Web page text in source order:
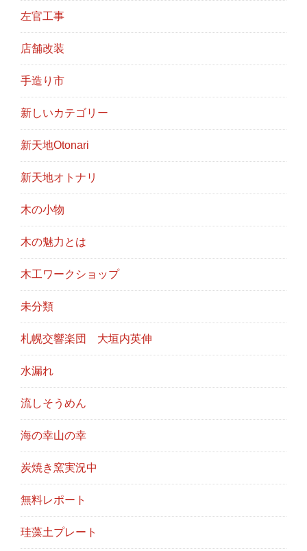
左官工事
店舗改装
手造り市
新しいカテゴリー
新天地Otonari
新天地オトナリ
木の小物
木の魅力とは
木工ワークショップ
未分類
札幌交響楽団 大垣内英伸
水漏れ
流しそうめん
海の幸山の幸
炭焼き窯実況中
無料レポート
珪藻土プレート